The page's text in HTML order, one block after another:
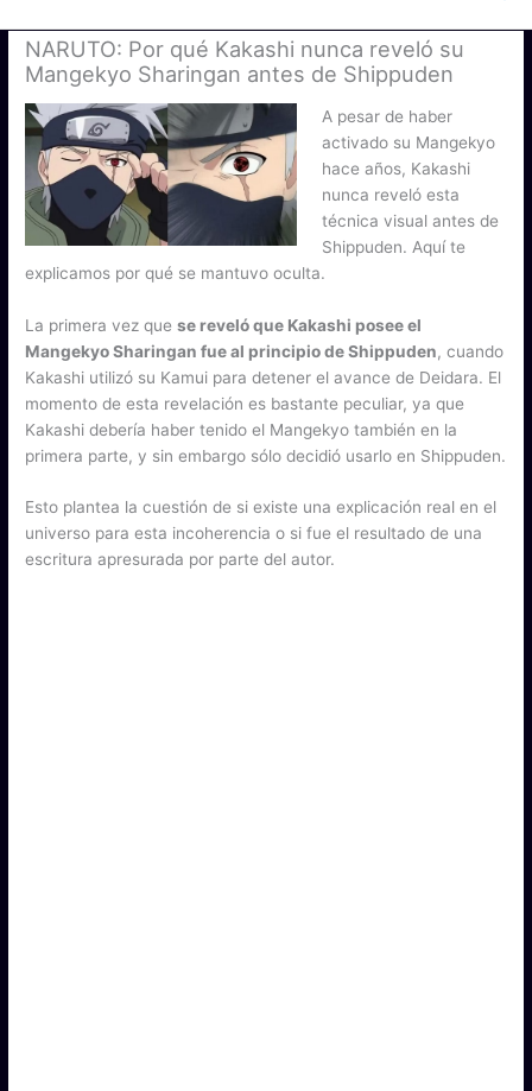
NARUTO: Por qué Kakashi nunca reveló su
Mangekyo Sharingan antes de Shippuden
A pesar de haber
activado su Mangekyo
hace años, Kakashi
nunca reveló esta
técnica visual antes de
Shippuden. Aquí te
explicamos por qué se mantuvo oculta.
La primera vez quese reveló que Kakashi posee el
Mangekyo Sharingan fue al principio de Shippuden, cuando
Kakashi utilizó su Kamui para detener el avance de Deidara. El
momento de esta revelación es bastante peculiar, ya que
Kakashi debería haber tenido el Mangekyo también en la
primera parte, y sin embargo sólo decidió usarlo en Shippuden.
Esto plantea la cuestión de si existe una explicación real en el
universo para esta incoherencia o si fue el resultado de una
escritura apresurada por parte del autor.